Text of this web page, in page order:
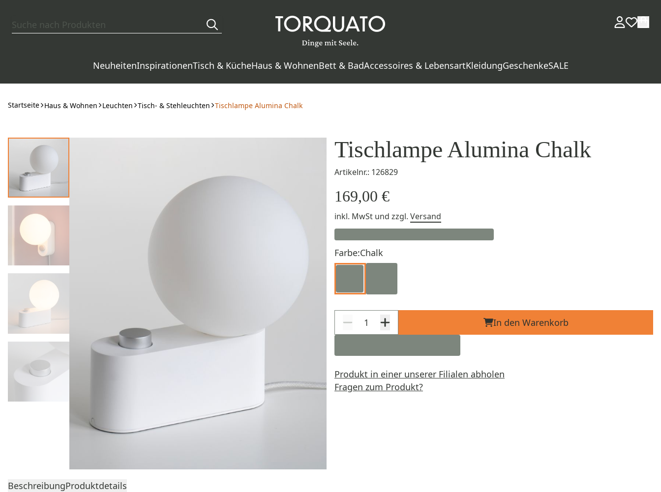
NeuheitenInspirationenTisch & KücheHaus & WohnenBett & BadAccessoires & LebensartKleidungGeschenkeSALE
Startseite Haus & Wohnen Leuchten Tisch- & Stehleuchten Tischlampe Alumina Chalk
Tischlampe Alumina Chalk
Artikelnr.: 126829
169,00 €
inkl. MwSt und zzgl. Versand
Farbe:Chalk
In den Warenkorb
Produkt in einer unserer Filialen abholen
Fragen zum Produkt?
BeschreibungProduktdetails